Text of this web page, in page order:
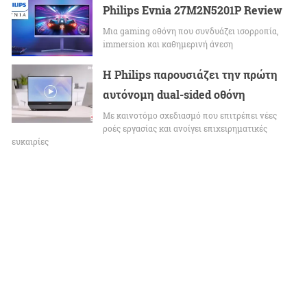
Philips Evnia 27M2N5201P Review
Μια gaming οθόνη που συνδυάζει ισορροπία,
immersion και καθημερινή άνεση
Η Philips παρουσιάζει την πρώτη
αυτόνομη dual-sided οθόνη
Με καινοτόμο σχεδιασμό που επιτρέπει νέες
ροές εργασίας και ανοίγει επιχειρηματικές
ευκαιρίες